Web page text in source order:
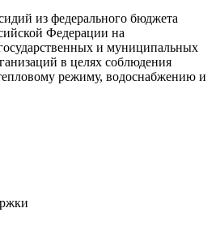
из федерального бюджета
Федерации на
и муниципальных
в целях соблюдения
режиму, водоснабжению и